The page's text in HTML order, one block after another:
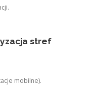
stref
mobilne).